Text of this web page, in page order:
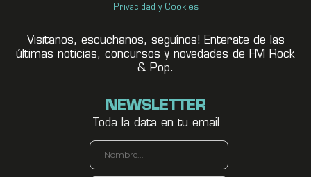
Privacidad y Cookies
Visitanos, escuchanos, seguínos! Enterate de las
últimas noticias, concursos y novedades de FM Rock
& Pop.
NEWSLETTER
Toda la data en tu email